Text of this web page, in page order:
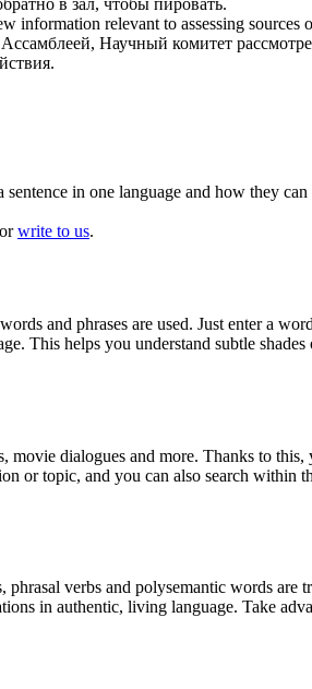
relevant to assessing sources
Научный комитет
in one language and how they
write to us.
and phrases are used. Just enter a
This helps you understand subtle
movie dialogues and more. Thanks to
or topic, and you can also search within
verbs and polysemantic words are
in authentic, living language. Take